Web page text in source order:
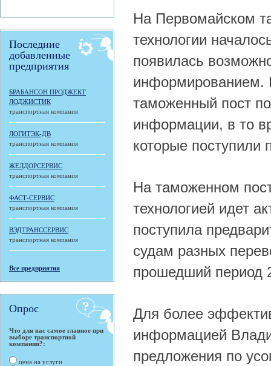
Последние
добавленные
предприятия
БРАБАНСОН ПРОДЖЕКТ
ЛОДЖИСТИК
транспортная компания
ЛОГИТЭК-ДВ
транспортная компания
ЖЕЛДОРСЕРВИС
транспортная компания
ФАСТ-СЕРВИС
транспортная компания
ВЭДТРАНССЕРВИС
транспортная компания
Все предприятия
Опрос
Что для вас самое главное при
выборе транспортной
компании?:
цена на услуги
На Первомайском
технологии
появилась
информированием.
таможенный пост
информации, в то
которые поступили
На таможенном
технологией идет
поступила
судам разных
прошедший период
Для более
информацией
предложения по